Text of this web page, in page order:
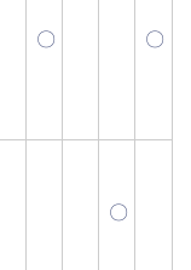
〇 〇
〇